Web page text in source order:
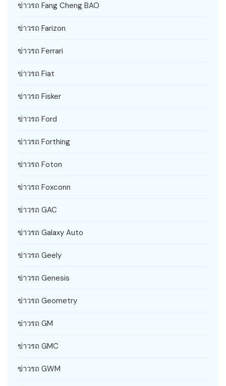
ข่าวรถ Fang Cheng BAO
ข่าวรถ Farizon
ข่าวรถ Ferrari
ข่าวรถ Fiat
ข่าวรถ Fisker
ข่าวรถ Ford
ข่าวรถ Forthing
ข่าวรถ Foton
ข่าวรถ Foxconn
ข่าวรถ GAC
ข่าวรถ Galaxy Auto
ข่าวรถ Geely
ข่าวรถ Genesis
ข่าวรถ Geometry
ข่าวรถ GM
ข่าวรถ GMC
ข่าวรถ GWM